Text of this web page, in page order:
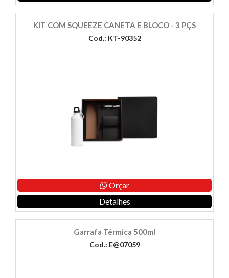
KIT COM SQUEEZE CANETA E BLOCO - 3 PÇS
Cod.: KT-90352
Orçar
Detalhes
Garrafa Térmica 500ml
Cod.: E@07059